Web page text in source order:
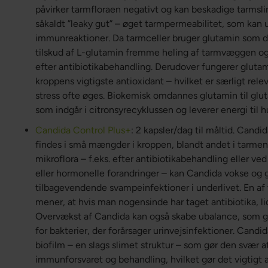
påvirker tarmfloraen negativt og kan beskadige
såkaldt ”leaky gut” – øget tarmpermeabilitet, som
immunreaktioner. Da tarmceller bruger glutamin som
tilskud af L-glutamin fremme heling af tarmvæggen
efter antibiotikabehandling. Derudover fungerer
kroppens vigtigste antioxidant – hvilket er særligt
stress ofte øges. Biokemisk omdannes glutamin til
som indgår i citronsyrecyklussen og leverer energi til
Candida Control Plus+: 2 kapsler/dag til måltid.
findes i små mængder i kroppen, blandt andet i
mikroflora – f.eks. efter antibiotikabehandling eller
eller hormonelle forandringer – kan Candida vokse
tilbagevendende svampeinfektioner i underlivet. En
mener, at hvis man nogensinde har taget antibiotika,
Overvækst af Candida kan også skabe ubalance, som
for bakterier, der forårsager urinvejsinfektioner.
biofilm – en slags slimet struktur – som gør den svær
immunforsvaret og behandling, hvilket gør det vigtigt